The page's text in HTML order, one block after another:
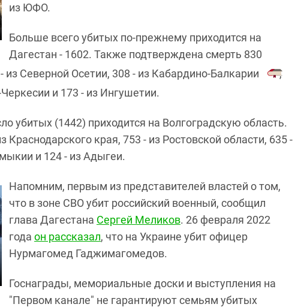
из ЮФО.
Больше всего убитых по-прежнему приходится на
Дагестан - 1602. Также подтверждена смерть 830
из Северной Осетии, 308 - из Кабардино-Балкарии
,
и 173 - из Ингушетии.
убитых (1442) приходится на Волгоградскую область.
края, 753 - из Ростовской области, 635 -
и 124 - из Адыгеи.
Напомним, первым из представителей властей о том,
что в зоне СВО убит российский военный, сообщил
глава Дагестана Сергей Меликов. 26 февраля 2022
года он рассказал, что на Украине убит офицер
Нурмагомед Гаджимагомедов.
Госнаграды, мемориальные доски и выступления на
"Первом канале" не гарантируют семьям убитых